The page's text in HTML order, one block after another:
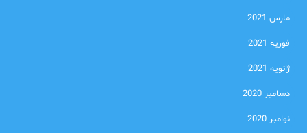
مارس 2021
فوریه 2021
ژانویه 2021
دسامبر 2020
نوامبر 2020